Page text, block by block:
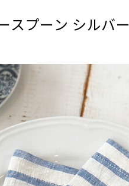
スプーン シルバー